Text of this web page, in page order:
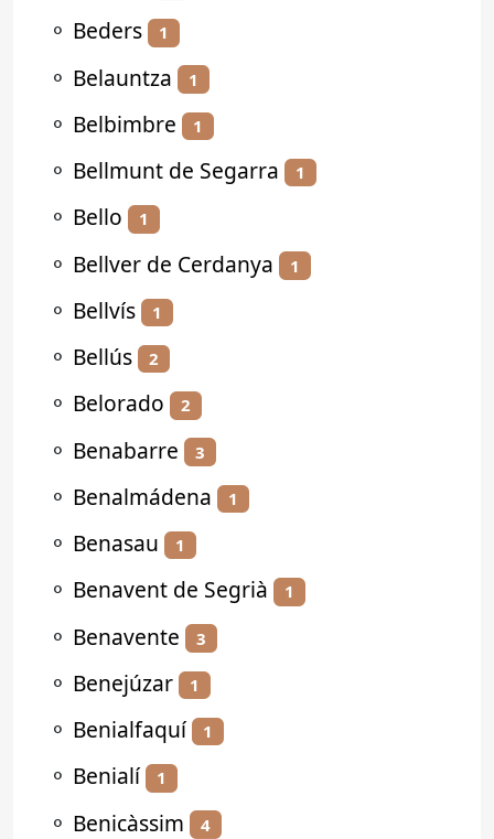
⚬ Beders 1
⚬ Belauntza 1
⚬ Belbimbre 1
⚬ Bellmunt de Segarra 1
⚬ Bello 1
⚬ Bellver de Cerdanya 1
⚬ Bellvís 1
⚬ Bellús 2
⚬ Belorado 2
⚬ Benabarre 3
⚬ Benalmádena 1
⚬ Benasau 1
⚬ Benavent de Segrià 1
⚬ Benavente 3
⚬ Benejúzar 1
⚬ Benialfaquí 1
⚬ Benialí 1
⚬ Benicàssim 4